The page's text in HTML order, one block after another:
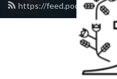
https://